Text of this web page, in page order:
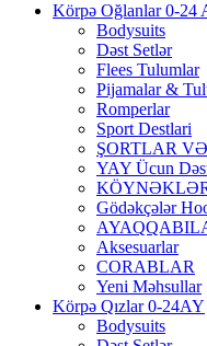
Körpə Oğlanlar 0-24
Bodysuits
Dəst Setlər
Flees Tulumlar
Pijamalar &
Romperlar
Sport Destlari
ŞORTLAR
YAY Ücun
Gödəkçələr
Aksesuarlar
CORABLAR
Yeni Məhsullar
Körpə Qızlar 0-24AY
Bodysuits